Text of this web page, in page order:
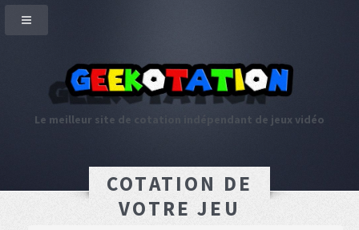
Le meilleur site de cotation indépendant de jeux vidéo
COTATION DE
VOTRE JEU